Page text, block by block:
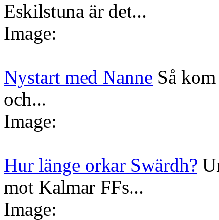
Eskilstuna är det...
Image:
Nystart med Nanne Så
och...
Image:
Hur länge orkar Swärdh?
mot Kalmar FFs...
Image: